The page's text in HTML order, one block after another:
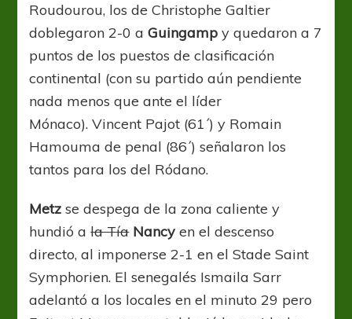
Roudourou, los de Christophe Galtier
doblegaron 2-0 aGuingamp y quedaron a 7
puntos de los puestos de clasificación
continental (con su partido aún pendiente
nada menos que ante el líder
Mónaco). Vincent Pajot (61´) y Romain
Hamouma de penal (86´) señalaron los
tantos para los del Ródano.
Metz se despega de la zona caliente y
hundió ala Tía Nancy en el descenso
directo, al imponerse 2-1 en el Stade Saint
Symphorien. El senegalés Ismaila Sarr
adelantó a los locales en el minuto 29 pero